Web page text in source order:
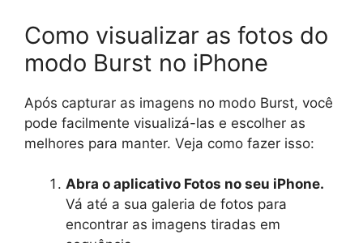
Como visualizar as fotos do
modo Burst no iPhone
Após capturar as imagens no modo Burst, você
pode facilmente visualizá-las e escolher as
melhores para manter. Veja como fazer isso:
Abra o aplicativo Fotos no seu iPhone.
Vá até a sua galeria de fotos para
encontrar as imagens tiradas em